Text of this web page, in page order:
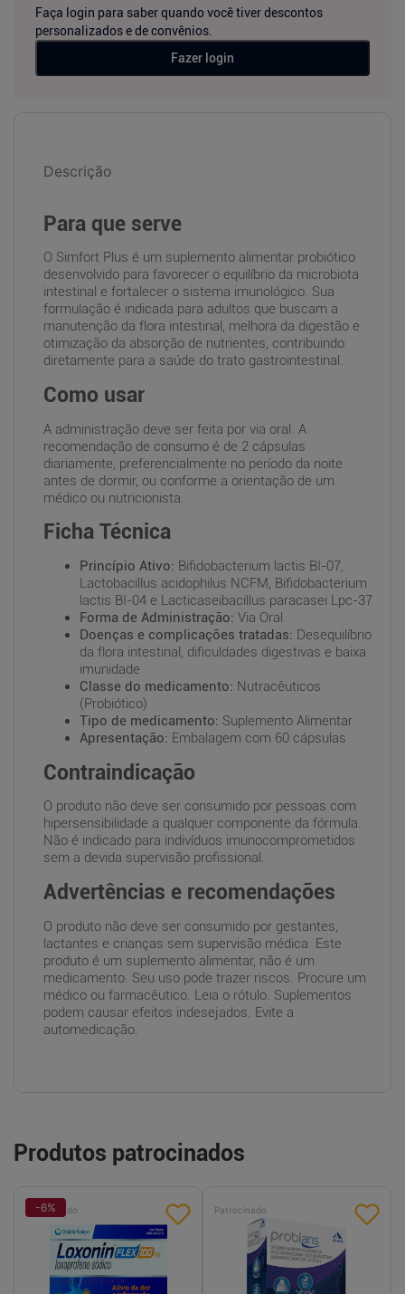
Faça login para saber quando você tiver descontos
personalizados e de convênios.
Fazer login
Descrição
Para que serve
O Simfort Plus é um suplemento alimentar probiótico
desenvolvido para favorecer o equilíbrio da microbiota
intestinal e fortalecer o sistema imunológico. Sua
formulação é indicada para adultos que buscam a
manutenção da flora intestinal, melhora da digestão e
otimização da absorção de nutrientes, contribuindo
diretamente para a saúde do trato gastrointestinal.
Como usar
A administração deve ser feita por via oral. A
recomendação de consumo é de 2 cápsulas
diariamente, preferencialmente no período da noite
antes de dormir, ou conforme a orientação de um
médico ou nutricionista.
Ficha Técnica
Princípio Ativo: Bifidobacterium lactis BI-07,
Lactobacillus acidophilus NCFM, Bifidobacterium
lactis BI-04 e Lacticaseibacillus paracasei Lpc-37
Forma de Administração: Via Oral
Doenças e complicações tratadas: Desequilíbrio
da flora intestinal, dificuldades digestivas e baixa
imunidade
Classe do medicamento: Nutracêuticos
(Probiótico)
Tipo de medicamento: Suplemento Alimentar
Apresentação: Embalagem com 60 cápsulas
Contraindicação
O produto não deve ser consumido por pessoas com
hipersensibilidade a qualquer componente da fórmula.
Não é indicado para indivíduos imunocomprometidos
sem a devida supervisão profissional.
Advertências e recomendações
O produto não deve ser consumido por gestantes,
lactantes e crianças sem supervisão médica. Este
produto é um suplemento alimentar, não é um
medicamento. Seu uso pode trazer riscos. Procure um
médico ou farmacêutico. Leia o rótulo. Suplementos
podem causar efeitos indesejados. Evite a
automedicação.
Produtos patrocinados
Patrocinado
-6% Patrocinado